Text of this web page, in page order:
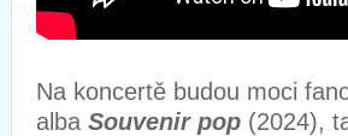
Na koncertě budou moci
alba Souvenir pop (2024),